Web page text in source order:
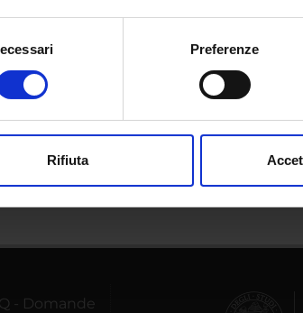
consenso, vorremmo anche:
informazioni sulla tua posizione
o ritirare il tuo consenso in qualsiasi
Preferenze
Rifiuta
- Domande